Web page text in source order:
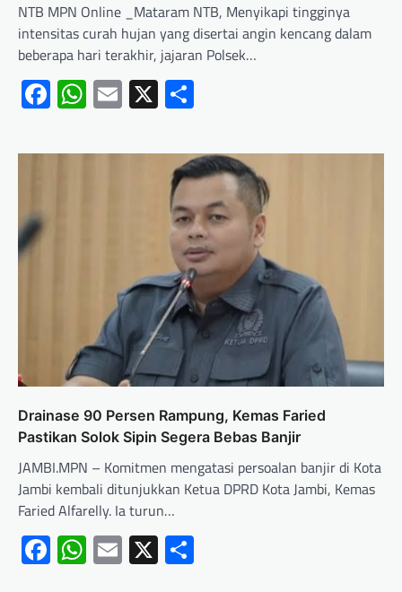
NTB MPN Online _Mataram NTB, Menyikapi tingginya
intensitas curah hujan yang disertai angin kencang dalam
beberapa hari terakhir, jajaran Polsek…
Facebook
WhatsApp
Email
X
Drainase 90 Persen Rampung, Kemas Faried
Pastikan Solok Sipin Segera Bebas Banjir
JAMBI.MPN – Komitmen mengatasi persoalan banjir di Kota
Jambi kembali ditunjukkan Ketua DPRD Kota Jambi, Kemas
Faried Alfarelly. Ia turun…
Facebook
WhatsApp
Email
X